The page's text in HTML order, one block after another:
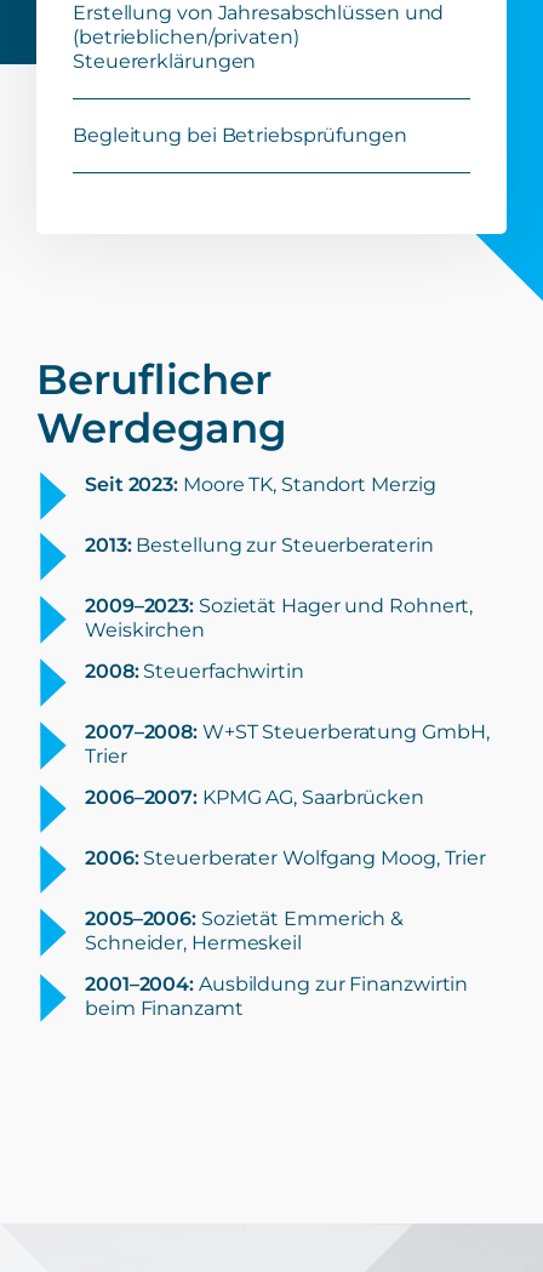
Erstellung von Jahresabschlüssen und
(betrieblichen/privaten)
Steuererklärungen
Begleitung bei Betriebsprüfungen
Beruflicher
Werdegang
Seit 2023: Moore TK, Standort Merzig
2013: Bestellung zur Steuerberaterin
2009–2023: Sozietät Hager und Rohnert,
Weiskirchen
2008: Steuerfachwirtin
2007–2008: W+ST Steuerberatung GmbH,
Trier
2006–2007: KPMG AG, Saarbrücken
2006: Steuerberater Wolfgang Moog, Trier
2005–2006: Sozietät Emmerich &
Schneider, Hermeskeil
2001–2004: Ausbildung zur Finanzwirtin
beim Finanzamt